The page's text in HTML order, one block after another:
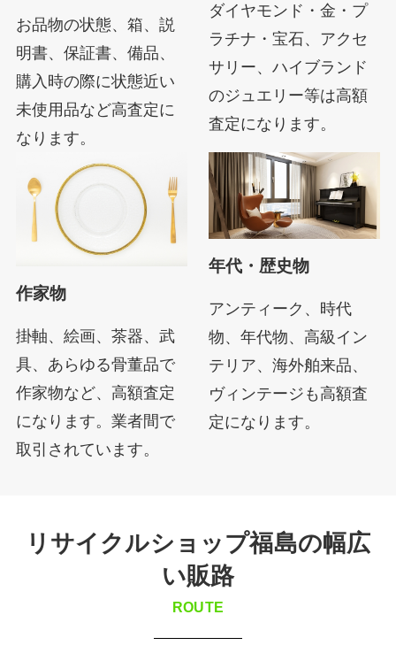
お品物の状態、箱、説
明書、保証書、備品、
購入時の際に状態近い
未使用品など高査定に
なります。
ダイヤモンド・金・プ
ラチナ・宝石、アクセ
サリー、ハイブランド
のジュエリー等は高額
査定になります。
作家物
掛軸、絵画、茶器、武
具、あらゆる骨董品で
作家物など、高額査定
になります。業者間で
取引されています。
年代・歴史物
アンティーク、時代
物、年代物、高級イン
テリア、海外舶来品、
ヴィンテージも高額査
定になります。
リサイクルショップ福島の幅広
い販路
ROUTE